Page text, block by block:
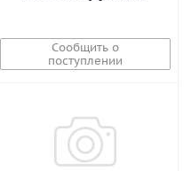
Сообщить о
поступлении